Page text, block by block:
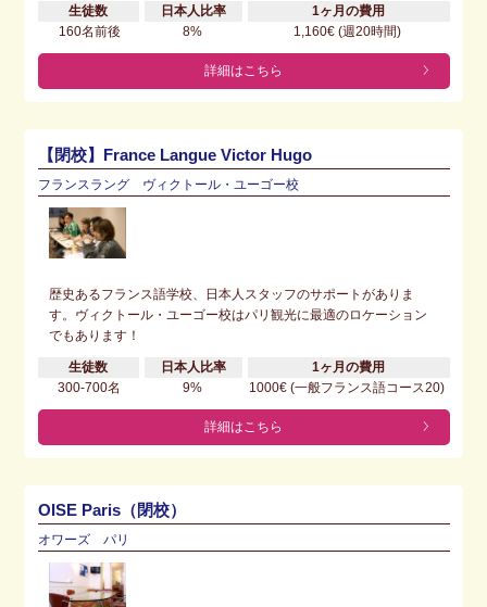
生徒数 日本人比率
1ヶ月の費用
160名前後
8% 1,160€ (週20時間)
詳細はこちら
【閉校】France Langue Victor Hugo
フランスラング ヴィクトール・ユーゴー校
歴史あるフランス語学校、日本人スタッフのサポートがありま
す。ヴィクトール・ユーゴー校はパリ観光に最適のロケーション
でもあります！
生徒数 日本人比率
1ヶ月の費用
300-700名
9% 1000€ (一般フランス語コース20)
詳細はこちら
OISE Paris（閉校）
オワーズ パリ